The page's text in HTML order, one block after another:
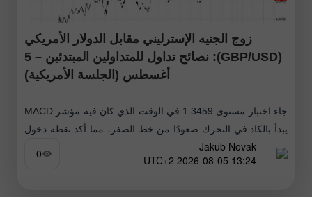
زوج الجنيه الإسترليني مقابل الدولار الأمريكي
(GBP/USD): نصائح تداول للمتداولين المبتدئين – 5
أغسطس (الجلسة الأمريكية)
جاء اختبار مستوى 1.3459 في الوقت الذي كان فيه مؤشر MACD
يبدأ بالكاد في التحرك صعودًا من خط الصفر، مما أكد نقطة دخول
صحيحة للصفقات الطويلة (الشراء). ونتيجة لذلك، تقدم
Jakub Novak
13:24 2026-08-05 UTC+2
0